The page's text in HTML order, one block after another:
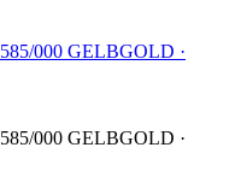
585/000 GELBGOLD ·
585/000 GELBGOLD ·